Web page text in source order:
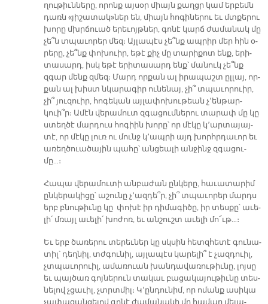
ղու­թիւն­նե­րը, ո­րոնք այ­սօր միայն քաղցր կամ եր­բեմն
դառն «յի­շա­տակ»ներ են, միայն հո­գի­նե­րու եւ մտքե­րու
խո­րը մխրճուած ե­րե­ւոյթ­ներ, գո­նէ կարճ ժա­մա­նակ մը
չե՞ն տպա­ւո­րեր մեզ։ Այ­լա­պէս չե՞նք ապ­րիր մեր հին օ­
րե­րը, չե՞նք փո­խուիր, ե­թէ քիչ մը տա­րի­քոտ ենք, ե­րի­
տա­սարդ, իսկ ե­թէ ե­րի­տա­սարդ ենք՝ մա­նուկ չե՞նք
զգար մենք զմեզ։ Մարդ որ­քան ալ ի­րա­պաշտ ըլ­լայ, որ­
քան ալ խիստ նկա­րա­գիր ու­նե­նայ, չի՞ տպա­ւո­րուիր,
չի՞ յուզուիր, հո­գե­կան այ­լա­փո­խու­թեան չ՚են­թար­
կուի՞ր։ Ա­մէն վե­րա­մուտ զգա­ցում­նե­րու տա­րափ մը կը
ստեղ­ծէ մար­դուս հո­գիին խո­րը՝ որ մէ­կը կ՚ար­տա­յայ­
տէ, որ մէ­կը լուռ ու մունջ կ՚ապ­րի այդ խորհր­դա­ւոր եւ
ա­ռեղծուա­ծա­յին պա­հը՝ ան­ցեա­լի ան­ջինջ զգա­ցու­
մը…։
Հա­պա վե­րա­մու­տի ան­բա­ժան ըն­կե­րը, հա­ւա­տա­րիմ
ըն­կե­րա­կի­ցը՝ ա­շու­նը չ՚ազ­դե՞ր, չի՞ տպա­ւո­րեր մարդս
երբ բնու­թիւ­նը կը փո­խէ իր դի­մա­գի­ծը, իր տես­քը՝ ա­ւե­
լի՛ մռայլ ա­ւե­լի՛ խո­ժոռ, եւ ան­շուշտ ա­ւե­լի մո՜ւթ…։
Եւ երբ ծա­ռե­րու տե­րեւ­ներ կը սկսին հետզ­հե­տէ գու­նա­
տիլ՝ դեղ­նիլ, տժգու­նիլ, այ­լա­պէս կա­րե­լի՞ է չազ­դուիլ,
չտպա­ւո­րուիլ, ա­մա­ռուան խան­դա­վա­ռու­թիւ­նը, լոյ­սը
եւ պայ­ծառ գոյ­նե­րուն տա­կաւ բա­ցա­կա­յու­թիւ­նը տես­
նե­լով չցա­ւիլ, չտրտմիլ։ Կ՚ըն­դու­նիմ, որ ո­մանք ա­սի­կա